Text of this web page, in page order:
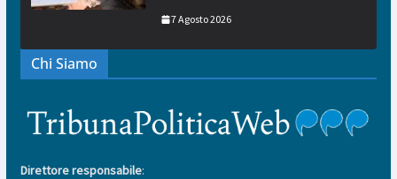
7 Agosto 2026
Chi Siamo
Direttore responsabile: